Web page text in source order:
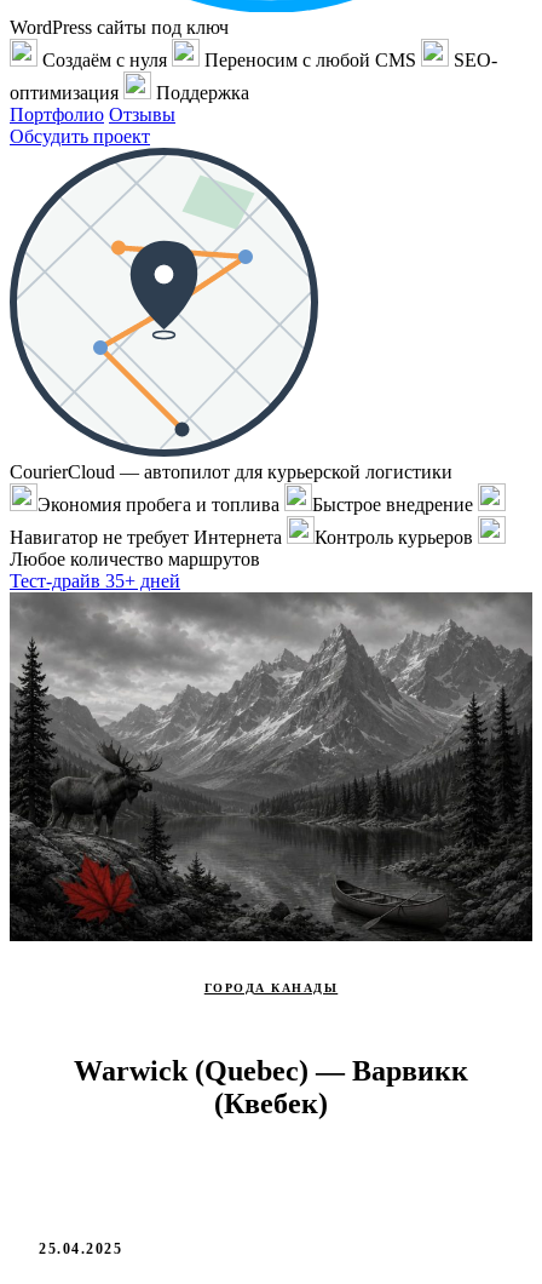
WordPress сайты под ключ
Создаём с нуля
Переносим с любой CMS
SEO-
оптимизация
Поддержка
Портфолио Отзывы
Обсудить проект
CourierCloud — автопилот для курьерской логистики
Экономия пробега и топлива
Быстрое внедрение
Навигатор не требует Интернета
Контроль курьеров
Любое количество маршрутов
Тест-драйв 35+ дней
ГОРОДА КАНАДЫ
Warwick (Quebec) — Варвикк
(Квебек)
25.04.2025